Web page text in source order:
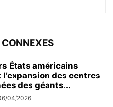
États américains
des centres
des géants...
04/2026